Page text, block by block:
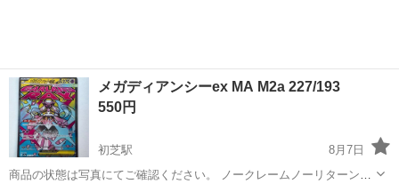
メガディアンシーex MA M2a 227/193
550円
初芝駅
8月7日
商品の状態は写真にてご確認ください。 ノークレームノーリターンで